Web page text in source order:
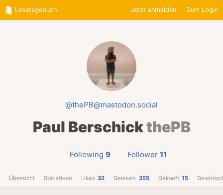
Lesetagebuch Jetzt anmelden Zum Login
@thePB@mastodon.social
Paul BerschickthePB
Following 9 Follower 11
Übersicht Statistiken Likes 32 Gelesen 355 Gekauft 15